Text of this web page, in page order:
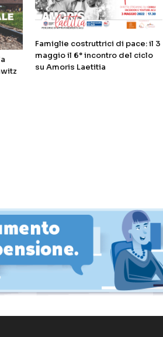
Famiglie costruttrici di pace: il 3
maggio il 6° incontro del ciclo
su Amoris Laetitia